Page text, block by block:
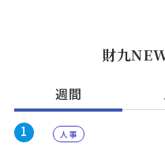
財九
週間
1 人事